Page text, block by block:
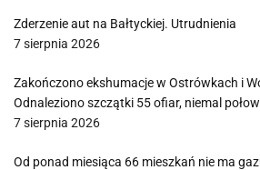
Zderzenie aut na Bałtyckiej. Utrudnienia
7 sierpnia 2026
Zakończono ekshumacje w Ostrówkach i
Odnaleziono szczątki 55 ofiar, niemal
7 sierpnia 2026
Od ponad miesiąca 66 mieszkań nie ma